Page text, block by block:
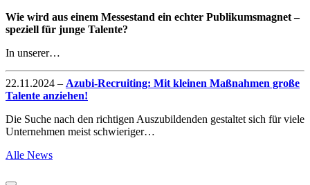
Wie wird aus einem Messestand ein echter Publikumsmagnet –
speziell für junge Talente?
In unserer…
22.11.2024 – Azubi-Recruiting: Mit kleinen Maßnahmen große
Talente anziehen!
Die Suche nach den richtigen Auszubildenden gestaltet sich für viele
Unternehmen meist schwieriger…
Alle News